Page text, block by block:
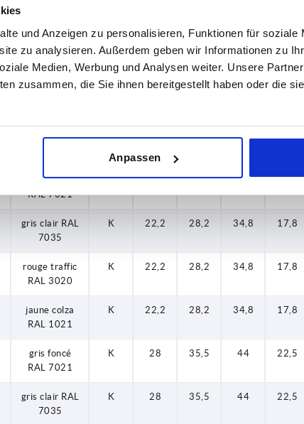
und Anzeigen zu personalisieren, Funktionen für soziale
zu analysieren. Außerdem geben wir Informationen zu
Medien, Werbung und Analysen weiter. Unsere
zusammen, die Sie ihnen bereitgestellt haben oder die
Anpassen
gris clair RAL
7035
K 22,2 28,2 34,8 17,8
jaune colza
K 22,2 28,2 34,8 17,8
gris foncé
RAL 7021
K 22,2 28,2 34,8 17,8
gris clair RAL
7035
K 22,2 28,2 34,8 17,8
rouge traffic
RAL 3020
K 22,2 28,2 34,8 17,8
jaune colza
RAL 1021
K 22,2 28,2 34,8 17,8
gris foncé
RAL 7021
K 28 35,5 44 22,5
gris clair RAL
7035
K 28 35,5 44 22,5